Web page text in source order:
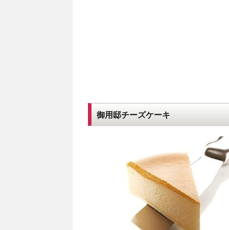
御用邸チーズケーキ